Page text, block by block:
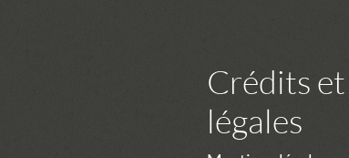
Crédits
légales